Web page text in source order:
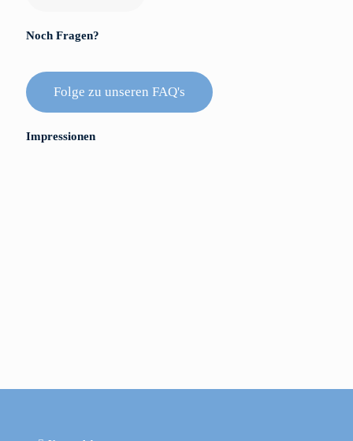
Noch Fragen?
Folge zu unseren FAQ's
Impressionen